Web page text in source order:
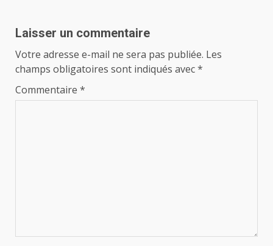
Laisser un commentaire
Votre adresse e-mail ne sera pas publiée. Les
champs obligatoires sont indiqués avec*
Commentaire *